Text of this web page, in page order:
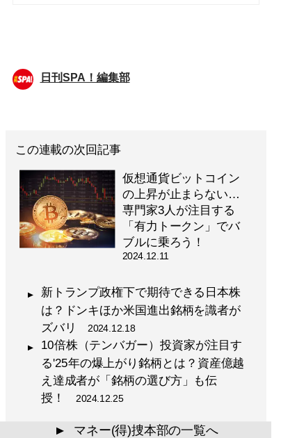
日刊SPA！編集部
この連載の次回記事
仮想通貨ビットコイン
の上昇が止まらない…
専門家3人が注目する
「有力トークン」でバ
ブルに乗ろう！
2024.12.11
新トランプ政権下で期待できる日本株
は？ドンキほか米国進出銘柄を識者が
ズバリ
2024.12.18
10倍株（テンバガー）投資家が注目す
る'25年の爆上がり銘柄とは？資産億越
え達成者が「銘柄の選び方」も伝
授！
2024.12.25
▲ マネー(得)捜本部の一覧へ